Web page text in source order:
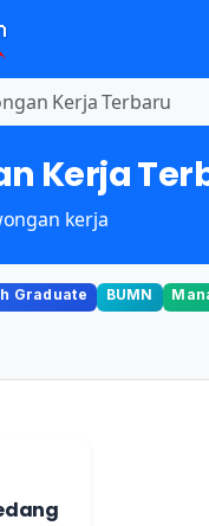
Kerja Terbaru
Kerja
kerja
Graduate BUMN